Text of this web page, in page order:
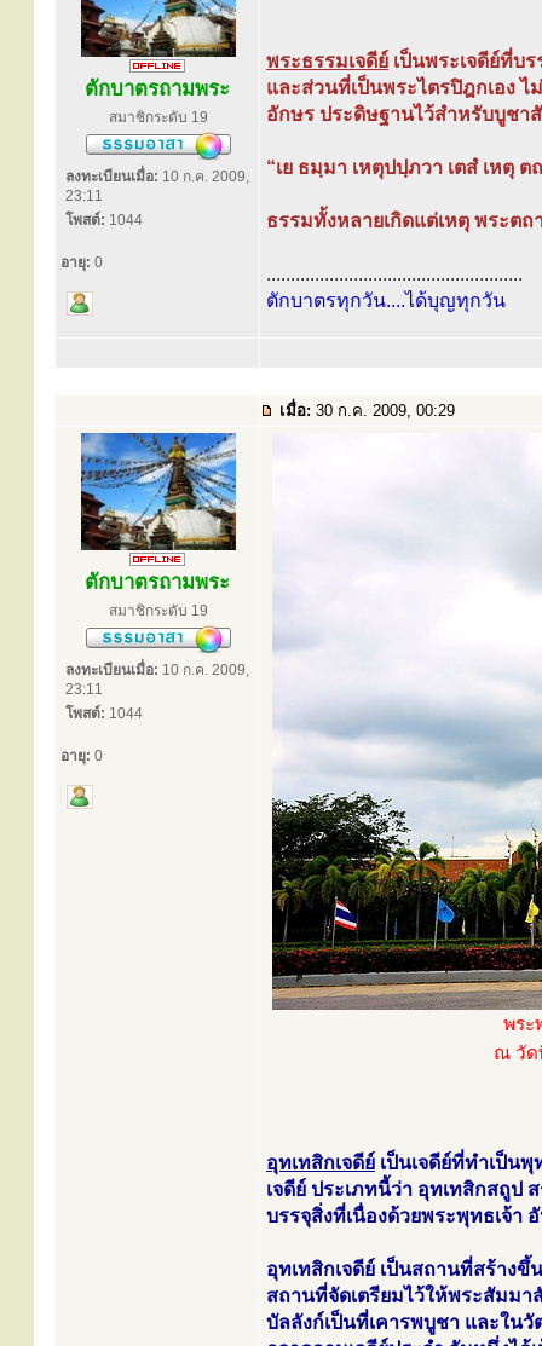
ตักบาตรถามพระ
สมาชิกระดับ 19
ลงทะเบียนเมื่อ: 10 ก.ค. 2009,
23:11
โพสต์: 1044
อายุ: 0
พระธรรมเจดีย์ เป็นพระเจดีย์ที่บ
และส่วนที่เป็นพระไตรปิฎกเอง ไ
อักษร ประดิษฐานไว้สำหรับบูชา
“เย ธมฺมา เหตุปปฺภวา เตสํ เหตุ
ธรรมทั้งหลายเกิดแต่เหตุ พระต
.....................................................
ตักบาตรทุกวัน....ได้บุญทุกวัน
เมื่อ: 30 ก.ค. 2009, 00:29
ตักบาตรถามพระ
สมาชิกระดับ 19
ลงทะเบียนเมื่อ: 10 ก.ค. 2009,
23:11
โพสต์: 1044
อายุ: 0
พระ
ณ วัด
อุทเทสิกเจดีย์ เป็นเจดีย์ที่ทำเป็น
เจดีย์ ประเภทนี้ว่า อุทเทสิกสถูป
บรรจุสิ่งที่เนื่องด้วยพระพุทธเจ้า
อุทเทสิกเจดีย์ เป็นสถานที่สร้างขึ้
สถานที่จัดเตรียมไว้ให้พระสัมมา
บัลลังก์เป็นที่เคารพบูชา และใน